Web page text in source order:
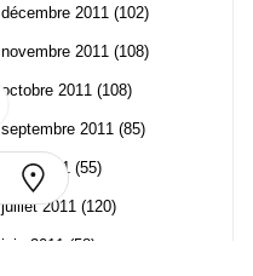
décembre 2011 (102)
novembre 2011 (108)
octobre 2011 (108)
septembre 2011 (85)
août 2011 (55)
juillet 2011 (120)
juin 2011 (58)